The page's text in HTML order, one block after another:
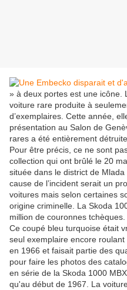
» à deux portes est une icône.
voiture rare produite à
d’exemplaires. Cette année,
présentation au Salon de
rares a été entièrement
Pour être précis, ce ne sont
collection qui ont brûlé le 20
située dans le district de
cause de l’incident serait un
voitures mais selon certaines
origine criminelle. La Skoda
million de couronnes tchèques.
Ce coupé bleu turquoise était
seul exemplaire encore
en 1966 et faisait partie des
pour faire les photos des
en série de la Skoda 1000
qu'au début de 1967. La